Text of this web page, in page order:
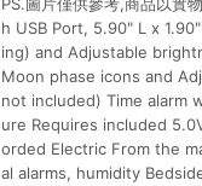
h USB Port, 5.90" L x
ing) and Adjustable
Moon phase icons and
not included) Time alarm
ure Requires included
orded Electric From the
al alarms, humidity